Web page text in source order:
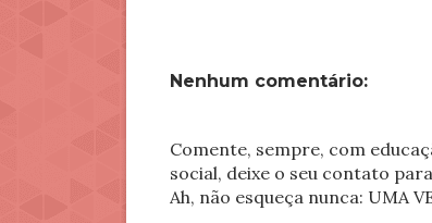
Nenhum comentário:
Comente, sempre, com
social, deixe o seu contato
Ah, não esqueça nunca: UMA